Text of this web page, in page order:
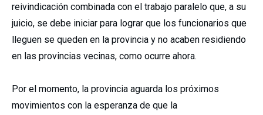
reivindicación combinada con el trabajo paralelo que, a su
juicio, se debe iniciar para lograr que los funcionarios que
lleguen se queden en la provincia y no acaben residiendo
en las provincias vecinas, como ocurre ahora.
Por el momento, la provincia aguarda los próximos
movimientos con la esperanza de que la